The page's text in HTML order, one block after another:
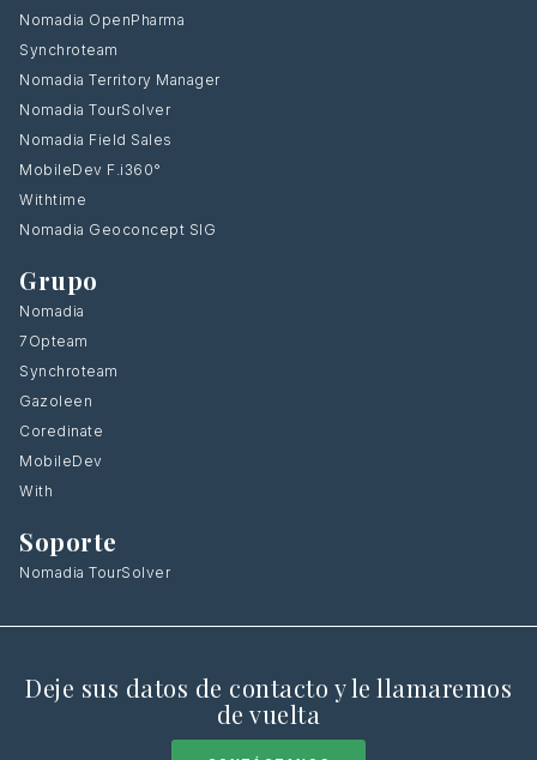
Nomadia OpenPharma
Synchroteam
Nomadia Territory Manager
Nomadia TourSolver
Nomadia Field Sales
MobileDev F.i360°
Withtime
Nomadia Geoconcept SIG
Grupo
Nomadia
7Opteam
Synchroteam
Gazoleen
Coredinate
MobileDev
With
Soporte
Nomadia TourSolver
Deje sus datos de contacto y le llamaremos
de vuelta